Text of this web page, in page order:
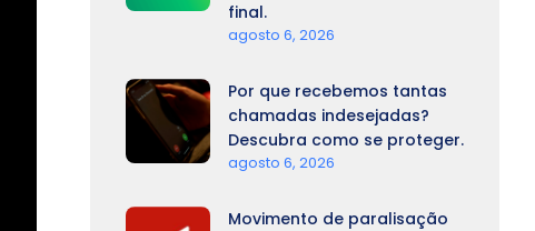
final.
agosto 6, 2026
Por que recebemos tantas
chamadas indesejadas?
Descubra como se proteger.
agosto 6, 2026
Movimento de paralisação